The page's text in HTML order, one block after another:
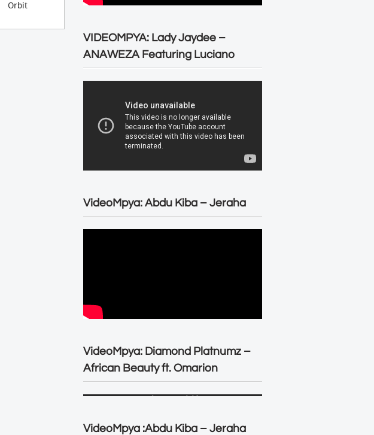
Orbit
VIDEOMPYA: Lady Jaydee –
ANAWEZA Featuring Luciano
VideoMpya: Abdu Kiba – Jeraha
VideoMpya: Diamond Platnumz –
African Beauty ft. Omarion
VideoMpya :Abdu Kiba – Jeraha